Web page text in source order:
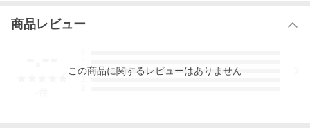
商品レビュー
3
この商品に関するレビューはありません